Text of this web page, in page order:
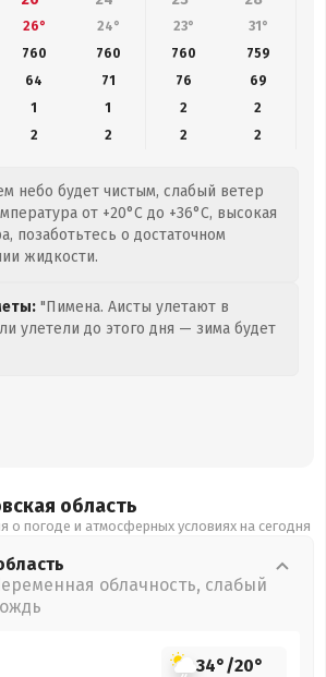
26° 24° 23° 31°
760
760 760 759
64
71 76 69
1
1 2
2
2
2 2 2
небо будет чистым, слабый ветер
от +20°C до +36°C, высокая
позаботьтесь о достаточном
жидкости.
"Пимена. Аисты улетают в
улетели до этого дня — зима будет
область
о погоде и атмосферных условиях на сегодня
облачность, слабый
34°/20°